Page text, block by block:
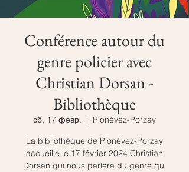
Conférence autour du
genre policier avec
Christian Dorsan -
Bibliothèque
сб, 17 февр.
  |
Plonévez-Porzay
La bibliothèque de Plonévez-Porzay
accueille le 17 février 2024 Christian
Dorsan qui nous parlera du genre qui